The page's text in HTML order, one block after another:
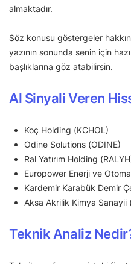
almaktadır.
Söz konusu göstergeler
yazının sonunda senin için
başlıklarına göz atabilirsin.
Al Sinyali Veren
Koç Holding (KCHOL)
Odine Solutions (ODINE)
Ral Yatırım Holding
Europower Enerji ve
Kardemir Karabük Demir
Aksa Akrilik Kimya Sanayii
Teknik Analiz